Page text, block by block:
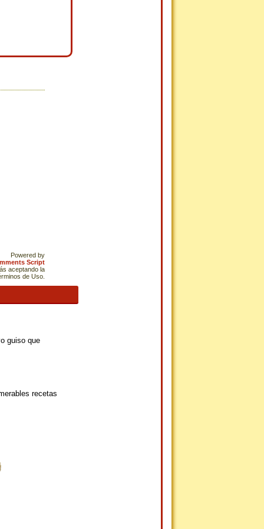
Powered by
Script
aceptando la
de Uso.
guiso que
recetas